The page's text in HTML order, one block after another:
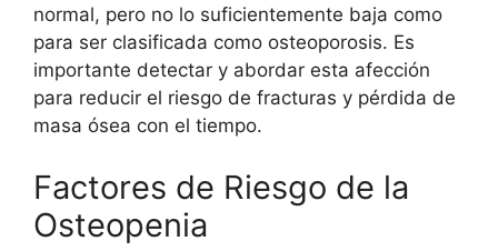
normal, pero no lo suficientemente baja como
para ser clasificada como osteoporosis. Es
importante detectar y abordar esta afección
para reducir el riesgo de fracturas y pérdida de
masa ósea con el tiempo.
Factores de Riesgo de la
Osteopenia